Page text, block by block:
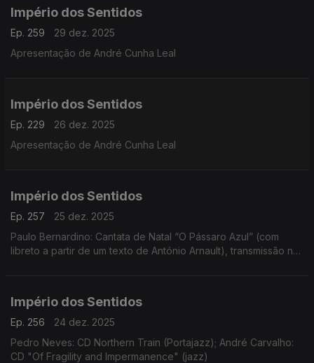
Império dos Sentidos
Ep. 259
29 dez. 2025
Apresentação de André Cunha Leal
Império dos Sentidos
Ep. 229
26 dez. 2025
Apresentação de André Cunha Leal
Império dos Sentidos
Ep. 257
25 dez. 2025
Paulo Bernardino: Cantata de Natal “O Pássaro Azul” (com
libreto a partir de um texto de António Arnault), transmissão na
Império dos Sentidos
Ep. 256
24 dez. 2025
Pedro Neves: CD Northern Train (Portajazz); André Carvalho:
CD "Of Fragility and Impermanence" (jazz)